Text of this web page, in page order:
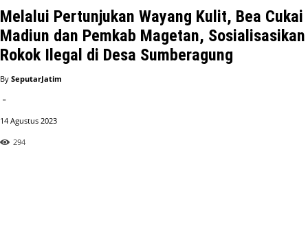
Melalui Pertunjukan Wayang Kulit, Bea Cukai
Madiun dan Pemkab Magetan, Sosialisasikan
Rokok Ilegal di Desa Sumberagung
By SeputarJatim
-
14 Agustus 2023
294